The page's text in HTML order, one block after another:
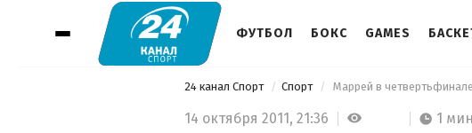
ФУТБОЛ БОКС GAMES
24 канал Спорт Спорт Маррей в
14 октября 2011, 21:36 1 мин